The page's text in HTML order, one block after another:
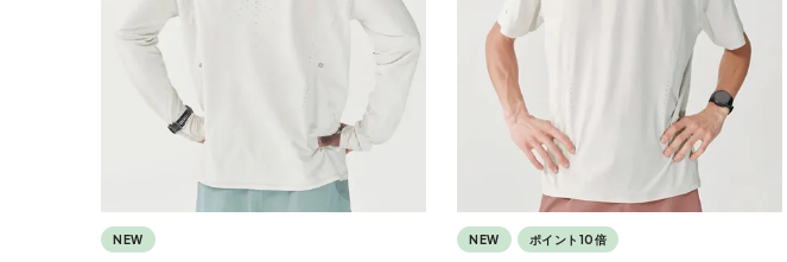
NEW NEW ポイント10倍